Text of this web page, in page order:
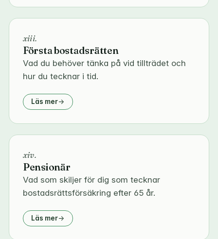
xiii.
Första bostadsrätten
Vad du behöver tänka på vid tillträdet och
hur du tecknar i tid.
Läs mer
xiv.
Pensionär
Vad som skiljer för dig som tecknar
bostadsrättsförsäkring efter 65 år.
Läs mer